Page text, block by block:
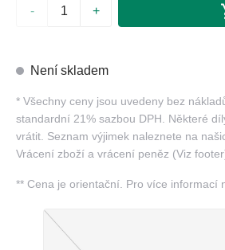
- +
Není skladem
* Všechny ceny jsou uvedeny bez
standardní 21% sazbou DPH. Některé
vrátit. Seznam výjimek naleznete na
Vrácení zboží a vrácení peněz (Viz
** Cena je orientační. Pro více informací